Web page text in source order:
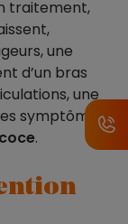
traitement,
une
d’un bras
une
symptômes
.